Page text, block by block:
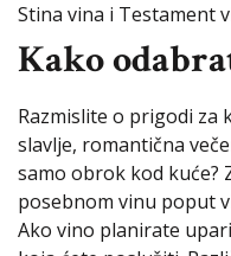
Stina vina i Testament
Kako
Razmislite o prigodi za
slavlje, romantična
samo obrok kod kuće?
posebnom vinu poput
Ako vino planirate